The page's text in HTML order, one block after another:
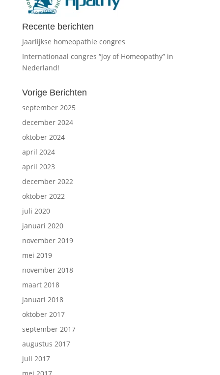
Recente berichten
Jaarlijkse homeopathie congres
Internationaal congres “Joy of Homeopathy” in
Nederland!
Vorige Berichten
september 2025
december 2024
oktober 2024
april 2024
april 2023
december 2022
oktober 2022
juli 2020
januari 2020
november 2019
mei 2019
november 2018
maart 2018
januari 2018
oktober 2017
september 2017
augustus 2017
juli 2017
mei 2017